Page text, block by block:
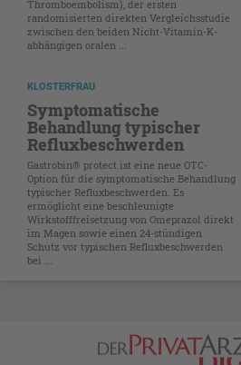
Thromboembolism), der ersten
randomisierten direkten Vergleichsstudie
zwischen den beiden Nicht-Vitamin-K-
abhängigen oralen ...
KLOSTERFRAU
Symptomatische
Behandlung typischer
Refluxbeschwerden
Gastrobin® protect ist eine neue OTC-
Option für die symptomatische Behandlung
typischer Refluxbeschwerden. Es
ermöglicht eine beschleunigte
Wirkstofffreisetzung von Omeprazol direkt
im Magen ­sowie einen 24-stündigen
Schutz vor typischen Refluxbeschwerden
bei ...